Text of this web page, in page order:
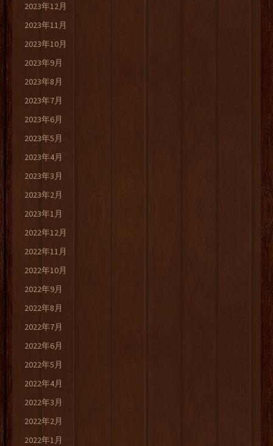
2023年12月
2023年11月
2023年10月
2023年9月
2023年8月
2023年7月
2023年6月
2023年5月
2023年4月
2023年3月
2023年2月
2023年1月
2022年12月
2022年11月
2022年10月
2022年9月
2022年8月
2022年7月
2022年6月
2022年5月
2022年4月
2022年3月
2022年2月
2022年1月